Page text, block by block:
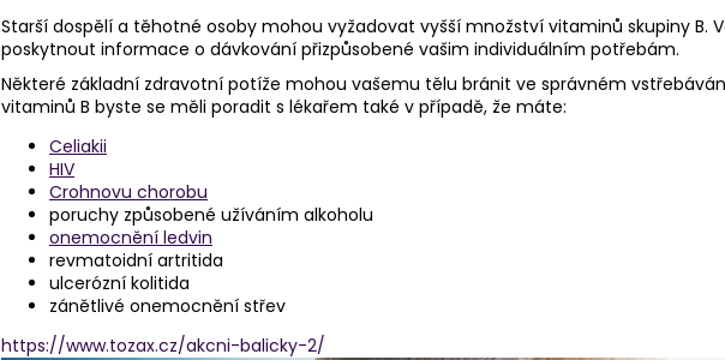
Starší dospělí a těhotné osoby mohou vyžadovat vyšší množství vitaminů skupiny B.
poskytnout informace o dávkování přizpůsobené vašim individuálním potřebám.
Některé základní zdravotní potíže mohou vašemu tělu bránit ve správném
vitaminů B byste se měli poradit s lékařem také v případě, že máte:
Celiakii
HIV
Crohnovu chorobu
poruchy způsobené užíváním alkoholu
onemocnění ledvin
revmatoidní artritida
ulcerózní kolitida
zánětlivé onemocnění střev
https://www.tozax.cz/akcni-balicky-2/